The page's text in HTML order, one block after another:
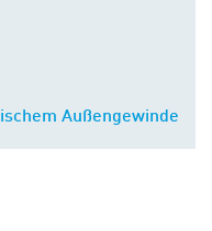
Außengewinde